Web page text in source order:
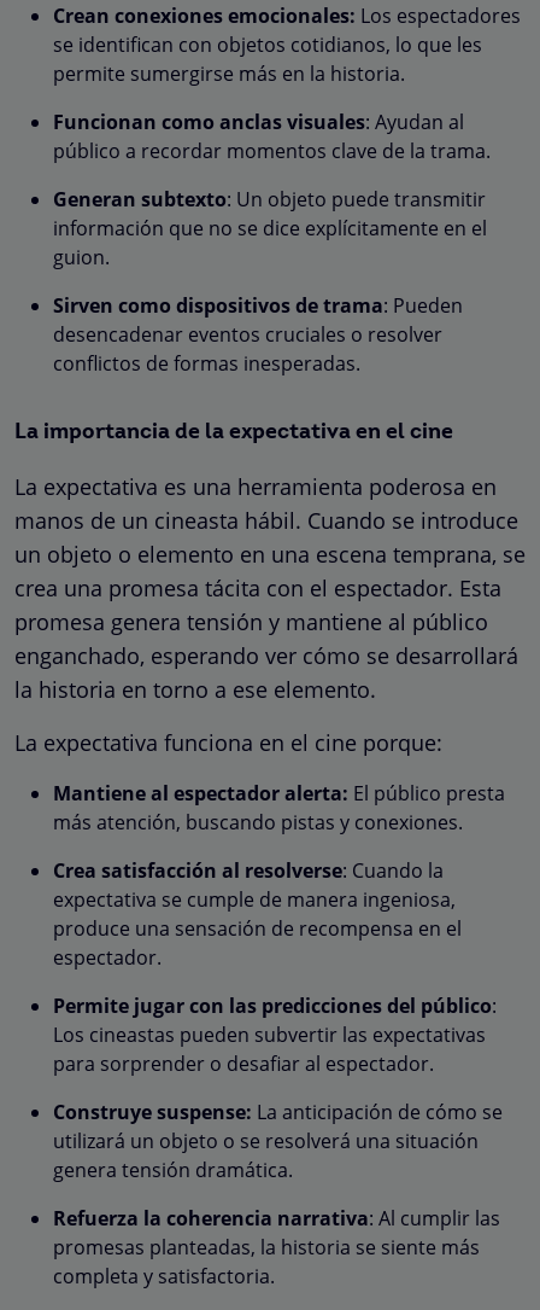
Crean conexiones emocionales: Los espectadores
se identifican con objetos cotidianos, lo que les
permite sumergirse más en la historia.
Funcionan como anclas visuales: Ayudan al
público a recordar momentos clave de la trama.
Generan subtexto: Un objeto puede transmitir
información que no se dice explícitamente en el
guion.
Sirven como dispositivos de trama: Pueden
desencadenar eventos cruciales o resolver
conflictos de formas inesperadas.
La importancia de la expectativa en el cine
La expectativa es una herramienta poderosa en
manos de un cineasta hábil. Cuando se introduce
un objeto o elemento en una escena temprana, se
crea una promesa tácita con el espectador. Esta
promesa genera tensión y mantiene al público
enganchado, esperando ver cómo se desarrollará
la historia en torno a ese elemento.
La expectativa funciona en el cine porque:
Mantiene al espectador alerta: El público presta
más atención, buscando pistas y conexiones.
Crea satisfacción al resolverse: Cuando la
expectativa se cumple de manera ingeniosa,
produce una sensación de recompensa en el
espectador.
Permite jugar con las predicciones del público:
Los cineastas pueden subvertir las expectativas
para sorprender o desafiar al espectador.
Construye suspense: La anticipación de cómo se
utilizará un objeto o se resolverá una situación
genera tensión dramática.
Refuerza la coherencia narrativa: Al cumplir las
promesas planteadas, la historia se siente más
completa y satisfactoria.